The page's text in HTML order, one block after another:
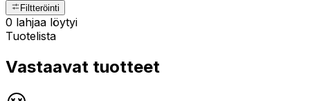
Filtteröinti
0 lahjaa löytyi
Tuotelista
Vastaavat tuotteet